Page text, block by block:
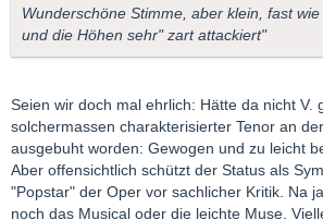
Wunderschöne Stimme, aber klein, fast
und die Höhen sehr" zart attackiert"
Seien wir doch mal ehrlich: Hätte da nicht V.
solchermassen charakterisierter Tenor an
ausgebuht worden: Gewogen und zu leicht
Aber offensichtlich schützt der Status als
"Popstar" der Oper vor sachlicher Kritik. Na
noch das Musical oder die leichte Muse.